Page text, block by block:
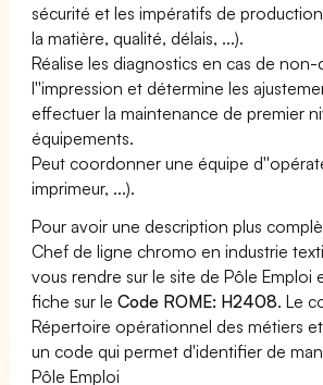
sécurité et les impératifs de
la matière, qualité, délais, ...).
Réalise les diagnostics en cas de
l''impression et détermine les
effectuer la maintenance de premier
équipements.
Peut coordonner une équipe
imprimeur, ...).
Pour avoir une description plus
Chef de ligne chromo en industrie
vous rendre sur le site de Pôle Emploi
fiche sur leCode ROME: H2408. Le
Répertoire opérationnel des métiers
un code qui permet d'identifier de
Pôle Emploi